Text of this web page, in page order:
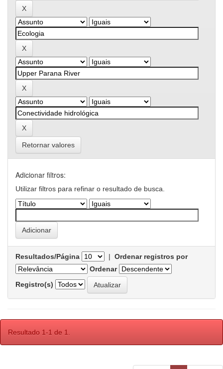
Retornar valores
Adicionar filtros:
Utilizar filtros para refinar o resultado de busca.
Resultados/Página | Ordenar registros por
Ordenar
Registro(s)
Resultado 1-1 de 1.